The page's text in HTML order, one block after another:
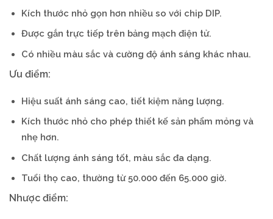
Kích thước nhỏ gọn hơn nhiều so với chip DIP.
Được gắn trực tiếp trên bảng mạch điện tử.
Có nhiều màu sắc và cường độ ánh sáng khác nhau.
Ưu điểm:
Hiệu suất ánh sáng cao, tiết kiệm năng lượng.
Kích thước nhỏ cho phép thiết kế sản phẩm mỏng và
nhẹ hơn.
Chất lượng ánh sáng tốt, màu sắc đa dạng.
Tuổi thọ cao, thường từ 50.000 đến 65.000 giờ.
Nhược điểm: